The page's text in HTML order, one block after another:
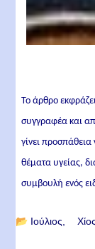
Το άρθρο
συγγραφέα και
γίνει
θέματα υγείας,
συμβουλή ενός
📂 Ιούλιος Χίος